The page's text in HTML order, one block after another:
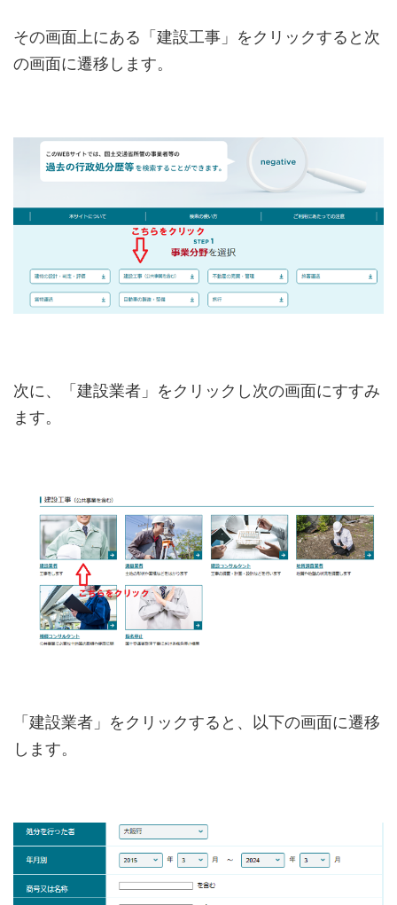
その画面上にある「建設工事」をクリックすると次
の画面に遷移します。
次に、「建設業者」をクリックし次の画面にすすみ
ます。
「建設業者」をクリックすると、以下の画面に遷移
します。